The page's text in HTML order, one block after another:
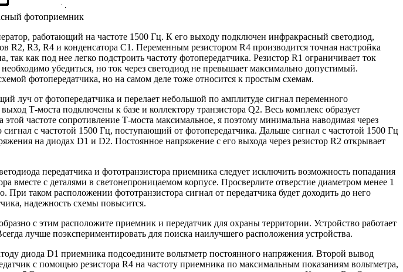
фотоприемник
работающий на частоте 1500 Гц. К его выходу подключен инфракрасный светодиод,
R2, R3, R4 и конденсатора C1. Переменным резистором R4 производится точная настройка
как под нее легко подстроить частоту фотопередатчика. Резистор R1 ограничивает ток
убедиться, но ток через светодиод не превышает максимально допустимый.
фотопередатчика, но на самом деле тоже относится к простым схемам.
луч от фотопередатчика и перелает небольшой по амплитуде сигнал переменного
Т-моста подключены к базе и коллектору транзистора Q2. Весь комплекс образует
частоте сопротивление Т-моста максимальное, я поэтому минимальна наводимая через
сигнал с частотой 1500 Гц, поступающий от фотопередатчика. Дальше сигнал с частотой 1500 Гц
на диодах D1 и D2. Постоянное напряжение с его выхода через резистор R2 открывает
передатчика и фототранзистора приемника следует исключить возможность попадания
с деталями в светонепроницаемом корпусе. Просверлите отверстие диаметром менее 1
таком расположении фототранзистора сигнал от передатчика будет доходить до него
надежность схемы повысится.
с этим расположите приемник и передатчик для охраны территории. Устройство работает
лучше поэкспериментировать для поиска наилучшего расположения устройства.
диода D1 приемника подсоедините вольтметр постоянного напряжения. Второй вывод
с помощью резистора R4 на частоту приемника по максимальным показаниям вольтметра,